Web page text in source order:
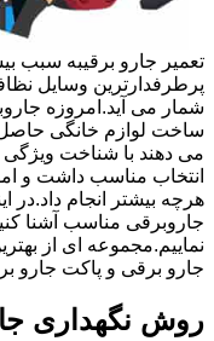
تعمیر جارو برقیبه سبب
پرطرفدارترین وسایل
شمار می آید.امروزه
ساخت لوازم خانگی حاصل
می دهند با شناخت
انتخاب مناسب داشت و
هرچه بیشتر انجام داد.در
جاروبرقی مناسب آشنا
نماییم.مجموعه ای از
جارو برقی و پاکت جارو
روش نگهداری